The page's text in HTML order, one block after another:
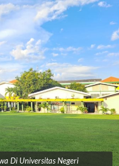
Di Universitas Negeri